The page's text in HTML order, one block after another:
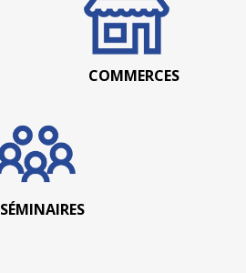
COMMERCES
SÉMINAIRES